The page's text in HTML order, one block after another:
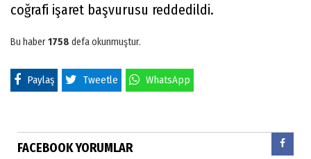
coğrafi işaret başvurusu reddedildi.
Bu haber1758 defa okunmuştur.
Paylaş Tweetle WhatsApp
FACEBOOK YORUMLAR